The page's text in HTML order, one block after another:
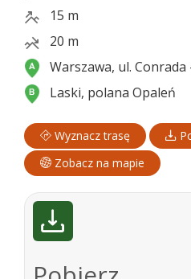
15 m
20 m
Warszawa, ul. Conrada
Laski, polana Opaleń
Wyznacz trasę
Zobacz na mapie